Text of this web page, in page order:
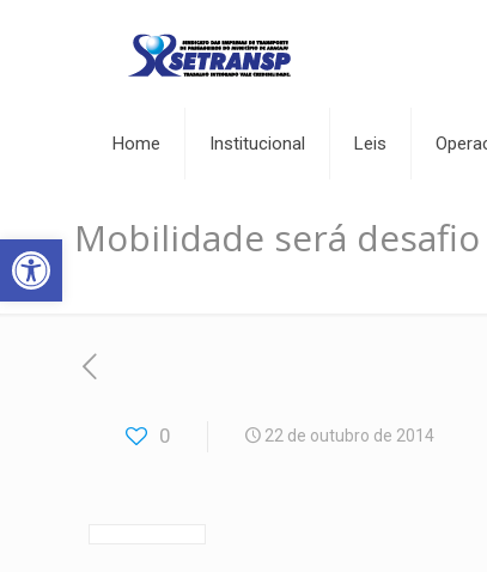
Abrir a barra de ferramentas
Home Institucional Leis
Mobilidade será
0 22 de outubro de 2014